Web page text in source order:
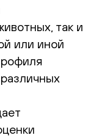
так и
или иной